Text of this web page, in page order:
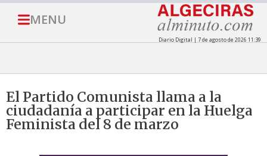
MENU
Diario Digital | 7 de agosto de 2026 11:39
El Partido Comunista llama a la
ciudadanía a participar en la Huelga
Feminista del 8 de marzo